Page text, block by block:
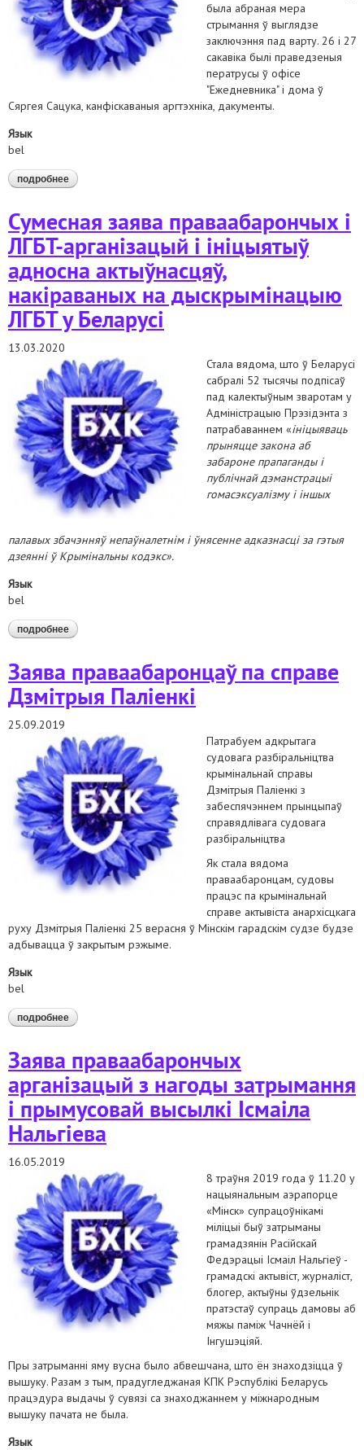
была абраная мера
стрымання ў выглядзе
заключэння пад варту. 26 і 27
сакавіка былі праведзеныя
ператрусы ў офісе
"Ежедневника" і дома ў
Сяргея Сацука, канфіскаваныя аргтэхніка, дакументы.
Язык
bel
подробнее о пазіцыя праваабарончых арганізацый у сувязі з
затрыманнем і заключэннем пад варту сяргея сацука
Сумесная заява праваабарончых і
ЛГБТ-арганізацый і ініцыятыў
адносна актыўнасцяў,
накіраваных на дыскрымінацыю
ЛГБТ у Беларусі
13.03.2020
Стала вядома, што ў Беларусі
сабралі 52 тысячы подпісаў
пад калектыўным зваротам у
Адміністрацыю Прэзідэнта з
патрабаваннем «ініцыяваць
прыняцце закона аб
забароне прапаганды і
публічнай дэманстрацыі
гомасэксуалізму і іншых
палавыхзбачэнняўнепаўналетнім і ўнясенне адказнасці за гэтыя
дзеянні ў Крымінальны кодэкс».
Язык
bel
подробнее о сумесная заява праваабарончых і лгбт-арганізацый і
ініцыятыў адносна актыўнасцяў, накіраваных на
Заява праваабаронцаў па справе
Дзмітрыя Паліенкі
25.09.2019
Патрабуем адкрытага
судовага разбіральніцтва
крымінальнай справы
Дзмітрыя Паліенкі з
забеспячэннем прынцыпаў
справядлівага судовага
разбіральніцтва
Як стала вядома
праваабаронцам, судовы
працэс па крымінальнай
справе актывіста анархісцкага
руху Дзмітрыя Паліенкі 25 верасня ў Мінскім гарадскім судзе будзе
адбывацца ў закрытым рэжыме.
Язык
bel
подробнее о заява праваабаронцаў па справе дзмітрыя паліенкі
Заява праваабарончых
арганізацый з нагоды затрымання
і прымусовай высылкі Ісмаіла
Нальгіева
16.05.2019
8 траўня 2019 года ў 11.20 у
нацыянальным аэрапорце
«Мінск» супрацоўнікамі
міліцыі быў затрыманы
грамадзянін Расійскай
Федэрацыі Ісмаіл Нальгіеў -
грамадскі актывіст, журналіст,
блогер, актыўны ўдзельнік
пратэстаў супраць дамовы аб
мяжы паміж Чачнёй і
Інгушэціяй.
Пры затрыманні яму вусна было абвешчана, што ён знаходзіцца ў
вышуку. Разам з тым, прадугледжаная КПК Рэспублікі Беларусь
працэдура выдачы ў сувязі са знаходжаннем у міжнародным
вышуку пачата не была.
Язык